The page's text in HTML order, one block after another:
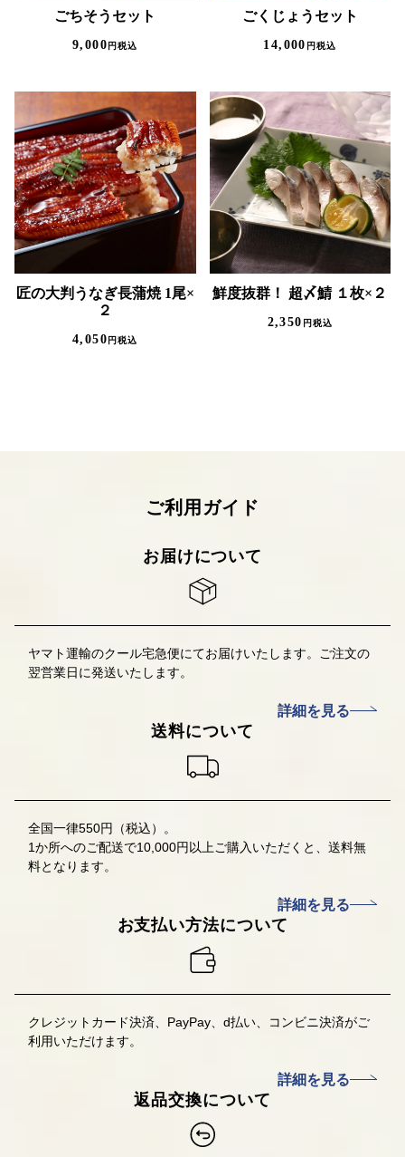
ごちそうセット
9,000 税込
ごくじょうセット
14,000 税込
匠の大判うなぎ長蒲焼 1尾×
２
4,050 税込
鮮度抜群！ 超〆鯖 １枚×２
2,350 税込
ご利用ガイド
お届けについて
ヤマト運輸のクール宅急便にてお届けいたします。ご注文の
翌営業日に発送いたします。
詳細を見る
送料について
全国一律550円（税込）。
1か所へのご配送で10,000円以上ご購入いただくと、送料無
料となります。
詳細を見る
お支払い方法について
クレジットカード決済、PayPay、d払い、コンビニ決済がご
利用いただけます。
詳細を見る
返品交換について